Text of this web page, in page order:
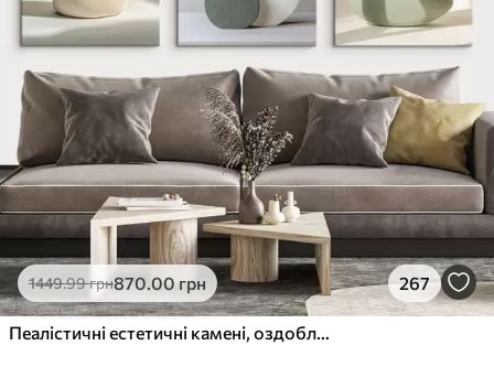
1449.99грн870.00 грн 267
Пеалістичні естетичні камені, оздоблення будинку, природне освітлення